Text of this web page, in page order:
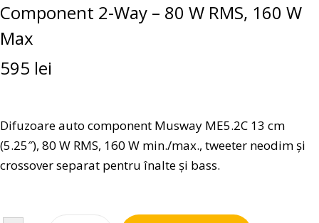
Component 2-Way – 80 W RMS, 160 W
Max
595 lei
Difuzoare auto component Musway ME5.2C 13 cm
(5.25″), 80 W RMS, 160 W min./max., tweeter neodim și
crossover separat pentru înalte și bass.